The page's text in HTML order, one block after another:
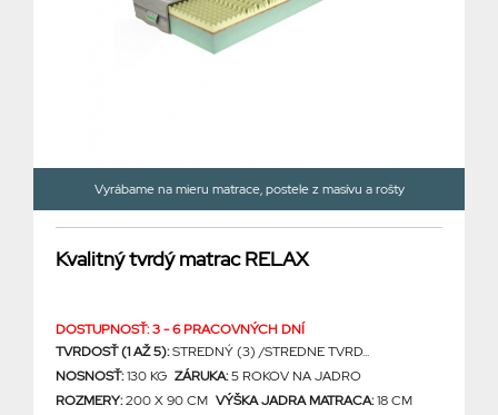
Vyrábame na mieru matrace, postele z masívu a rošty
Kvalitný tvrdý matrac RELAX
DOSTUPNOSŤ: 3 - 6 PRACOVNÝCH DNÍ
TVRDOSŤ (1 AŽ 5):STREDNÝ (3) /STREDNE TVRD...
NOSNOSŤ:130 KG ZÁRUKA:5 ROKOV NA JADRO
ROZMERY:200 X 90 CM VÝŠKA JADRA MATRACA:18 CM